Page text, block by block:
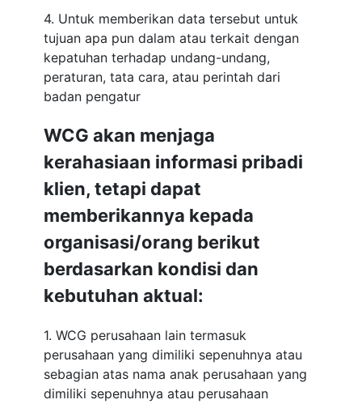
4. Untuk memberikan data tersebut untuk
tujuan apa pun dalam atau terkait dengan
kepatuhan terhadap undang-undang,
peraturan, tata cara, atau perintah dari
badan pengatur
WCG akan menjaga
kerahasiaan informasi pribadi
klien, tetapi dapat
memberikannya kepada
organisasi/orang berikut
berdasarkan kondisi dan
kebutuhan aktual:
1. WCG perusahaan lain termasuk
perusahaan yang dimiliki sepenuhnya atau
sebagian atas nama anak perusahaan yang
dimiliki sepenuhnya atau perusahaan